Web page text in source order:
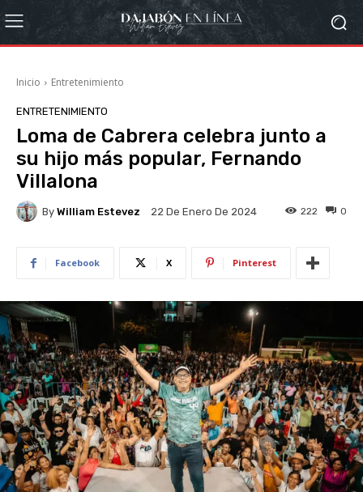
Inicio Entretenimiento
ENTRETENIMIENTO
Loma de Cabrera celebra junto a
su hijo más popular, Fernando
Villalona
By William Estevez 22 De Enero De 2024 0
222
Facebook X Pinterest